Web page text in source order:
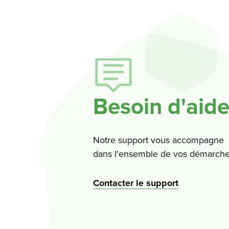
Besoin
Notre support vous accompagne
dans l'ensemble de vos
Contacter le support